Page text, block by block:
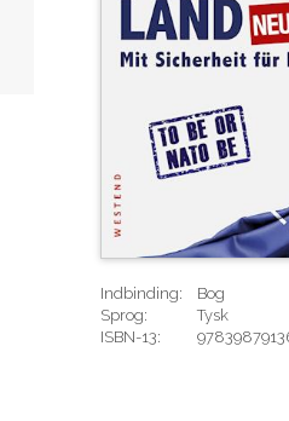
Indbinding:
Bog
Sprog:
Tysk
ISBN-13: